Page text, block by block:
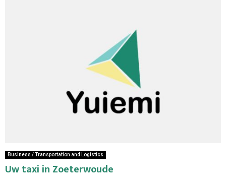
Business / Transportation and Logistics
Uw taxi in Zoeterwoude